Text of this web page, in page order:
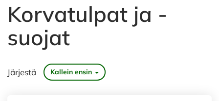
Korvatulpat ja -
suojat
Järjestä Kallein ensin